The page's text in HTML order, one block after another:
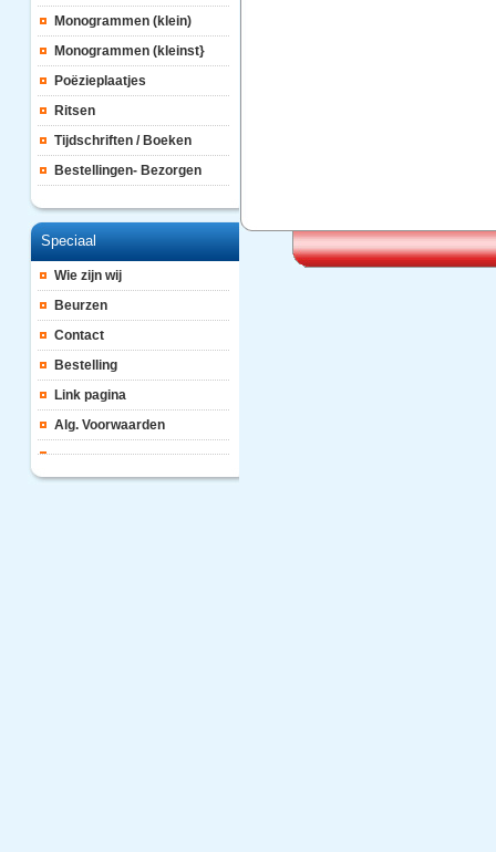
Monogrammen (klein)
Monogrammen (kleinst}
Poëzieplaatjes
Ritsen
Tijdschriften / Boeken
Bestellingen- Bezorgen
Speciaal
Wie zijn wij
Beurzen
Contact
Bestelling
Link pagina
Alg. Voorwaarden